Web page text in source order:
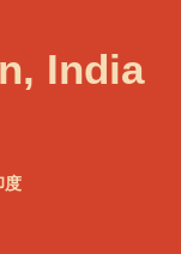
India